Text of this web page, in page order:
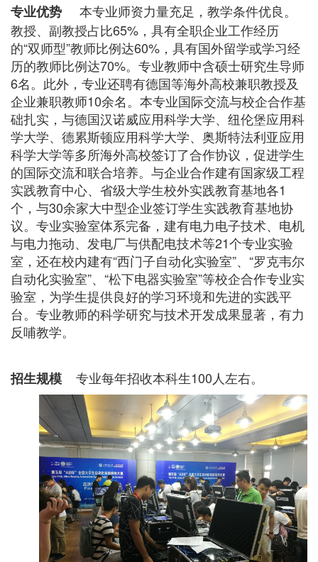
专业优势
本专业师资力量充足，教学条件优良。
教授、副教授占比65%，具有全职企业工作经历
的“双师型”教师比例达60%，具有国外留学或学习经
历的教师比例达70%。专业教师中含硕士研究生导师
6名。此外，专业还聘有德国等海外高校兼职教授及
企业兼职教师10余名。本专业国际交流与校企合作基
础扎实，与德国汉诺威应用科学大学、纽伦堡应用科
学大学、德累斯顿应用科学大学、奥斯特法利亚应用
科学大学等多所海外高校签订了合作协议，促进学生
的国际交流和联合培养。与企业合作建有国家级工程
实践教育中心、省级大学生校外实践教育基地各1
个，与30余家大中型企业签订学生实践教育基地协
议。专业实验室体系完备，建有电力电子技术、电机
与电力拖动、发电厂与供配电技术等21个专业实验
室，还在校内建有“西门子自动化实验室”、“罗克韦尔
自动化实验室”、“松下电器实验室”等校企合作专业实
验室，为学生提供良好的学习环境和先进的实践平
台。专业教师的科学研究与技术开发成果显著，有力
反哺教学。
招生规模 专业每年招收本科生100人左右。